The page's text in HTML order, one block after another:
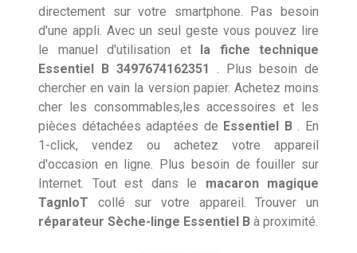
directement sur votre smartphone. Pas besoin
d'une appli. Avec un seul geste vous pouvez lire
le manuel d'utilisation et la fiche technique
Essentiel B 3497674162351 . Plus besoin de
chercher en vain la version papier. Achetez moins
cher les consommables,les accessoires et les
pièces détachées adaptées de Essentiel B. En
1-click, vendez ou achetez votre appareil
d'occasion en ligne. Plus besoin de fouiller sur
Internet. Tout est dans le macaron magique
TagnIoT collé sur votre appareil. Trouver un
réparateur Sèche-linge Essentiel B à proximité.